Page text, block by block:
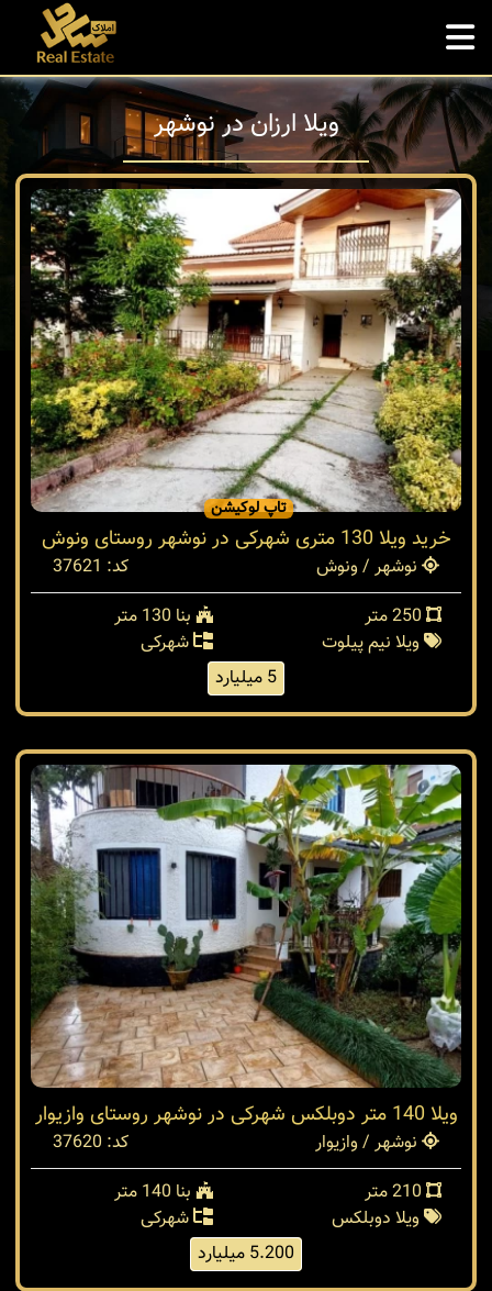
ویلا ارزان در نوشهر
تاپ لوکیشن
خرید ویلا 130 متری شهرکی در نوشهر روستای ونوش
نوشهر / ونوش
کد: 37621
بنا 130 متر
ویلا نیم پیلوت
شهرکی
5 میلیارد
ویلا 140 متر دوبلکس شهرکی در نوشهر روستای وازیوار
نوشهر / وازیوار
کد: 37620
بنا 140 متر
ویلا دوبلکس
شهرکی
5.200 میلیارد